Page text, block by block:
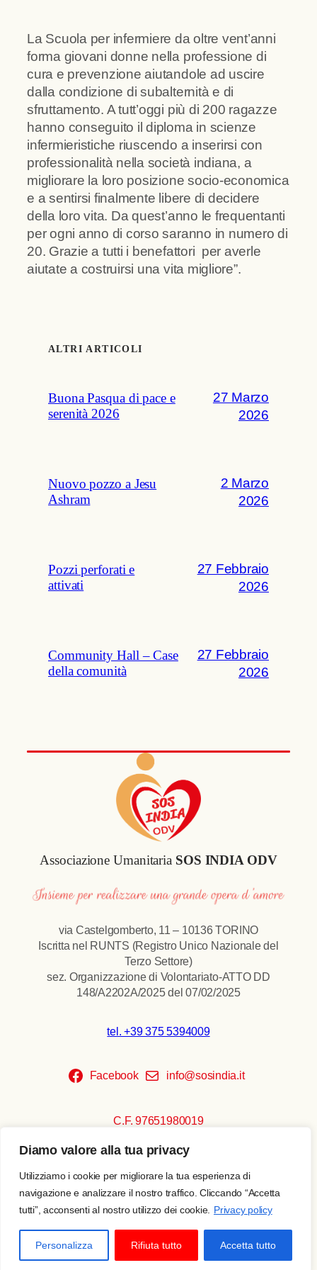
Diamo valore alla tua privacy
Utilizziamo i cookie per migliorare la tua esperienza di
navigazione e analizzare il nostro traffico. Cliccando “Accetta
tutti”, acconsenti al nostro utilizzo dei cookie. Privacy policy
Personalizza Rifiuta tutto Accetta tutto
Sostienici
La Scuola per infermiere da oltre vent’anni
forma giovani donne nella professione di
cura e prevenzione aiutandole ad uscire
dalla condizione di subalternità e di
sfruttamento. A tutt’oggi più di 200 ragazze
hanno conseguito il diploma in scienze
infermieristiche riuscendo a inserirsi con
professionalità nella società indiana, a
migliorare la loro posizione socio-economica
e a sentirsi finalmente libere di decidere
della loro vita. Da quest’anno le frequentanti
per ogni anno di corso saranno in numero di
20. Grazie a tutti i benefattori per averle
aiutate a costruirsi una vita migliore”.
ALTRI ARTICOLI
Buona Pasqua di pace e
serenità 2026
27 Marzo
2026
Nuovo pozzo a Jesu
Ashram
2 Marzo
2026
Pozzi perforati e
attivati
27 Febbraio
2026
Community Hall – Case
della comunità
27 Febbraio
2026
Associazione Umanitaria SOS INDIA ODV
via Castelgomberto, 11 – 10136 TORINO
Iscritta nel RUNTS (Registro Unico Nazionale del
Terzo Settore)
sez. Organizzazione di Volontariato-ATTO DD
148/A2202A/2025 del 07/02/2025
tel. +39 375 5394009
Facebook info@sosindia.it
C.F. 97651980019
Copyright © 2026 SOS India
Realizzato daEscamotages